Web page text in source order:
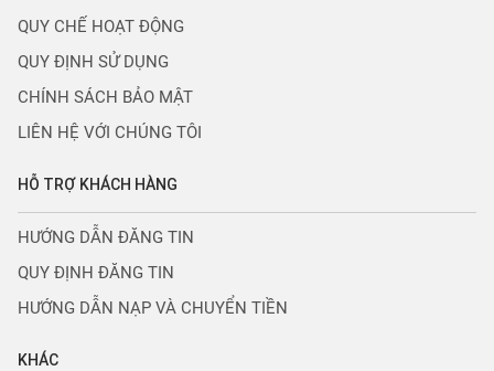
QUY CHẾ HOẠT ĐỘNG
QUY ĐỊNH SỬ DỤNG
CHÍNH SÁCH BẢO MẬT
LIÊN HỆ VỚI CHÚNG TÔI
HỖ TRỢ KHÁCH HÀNG
HƯỚNG DẪN ĐĂNG TIN
QUY ĐỊNH ĐĂNG TIN
HƯỚNG DẪN NẠP VÀ CHUYỂN TIỀN
KHÁC